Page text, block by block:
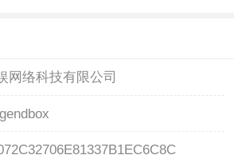
网络科技有限公司